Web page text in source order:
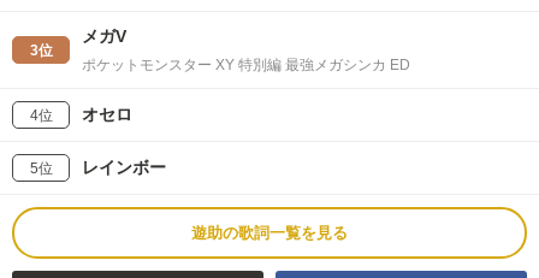
3位
メガV
ポケットモンスター XY 特別編 最強メガシンカ ED
4位 オセロ
5位 レインボー
遊助の歌詞一覧を見る